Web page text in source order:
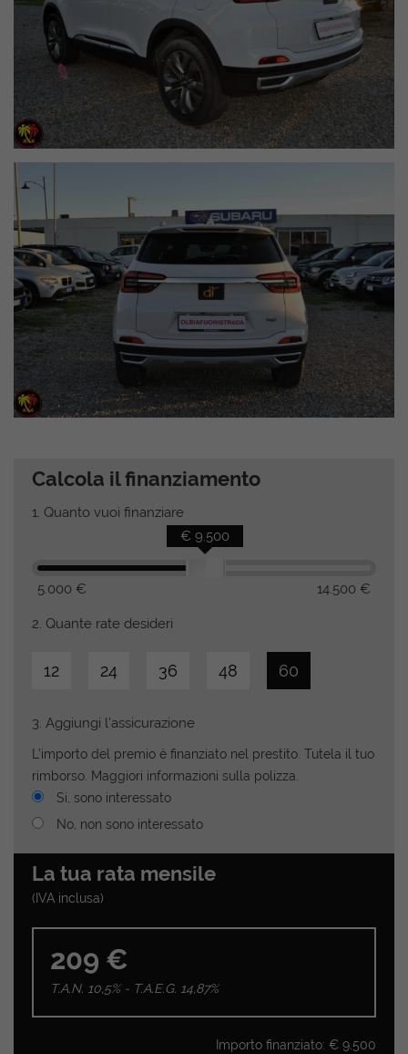
Calcola il finanziamento
1. Quanto vuoi finanziare
5.000 € 14.500 €
€ 9.500
2. Quante rate desideri
12 24 36 48 60
3. Aggiungi l'assicurazione
L'importo del premio è finanziato nel prestito. Tutela il tuo
rimborso. Maggiori informazioni sulla polizza.
Si, sono interessato
No, non sono interessato
La tua rata mensile
(IVA inclusa)
209 €
T.A.N. 10,5% - T.A.E.G. 14,87%
Importo finanziato: € 9.500